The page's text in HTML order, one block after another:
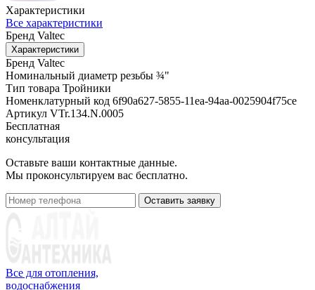
Характеристики
Все характеристики
Бренд Valtec
Характеристики
Бренд Valtec
Номинальный диаметр резьбы ¾"
Тип товара Тройники
Номенклатурный код 6f90a627-5855-11ea-94aa-0025904f75ce
Артикул VTr.134.N.0005
Бесплатная
консультация
Оставьте ваши контактные данные.
Мы проконсультируем вас бесплатно.
Оставить заявку
Все для отопления,
водоснабжения